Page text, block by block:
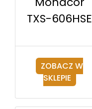
TXS-606HSE
ZOBACZ W
SKLEPIE